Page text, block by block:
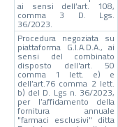
ai sensi dell’art. 108,
comma 3 D. Lgs.
36/2023.
Procedura negoziata su
piattaforma G.I.A.D.A., ai
sensi del combinato
disposto dell'art. 50
comma 1 lett. e) e
dell’art.76 comma 2 lett.
b) del D. Lgs n. 36/2023,
per l’affidamento della
fornitura annuale
"farmaci esclusivi" ditta